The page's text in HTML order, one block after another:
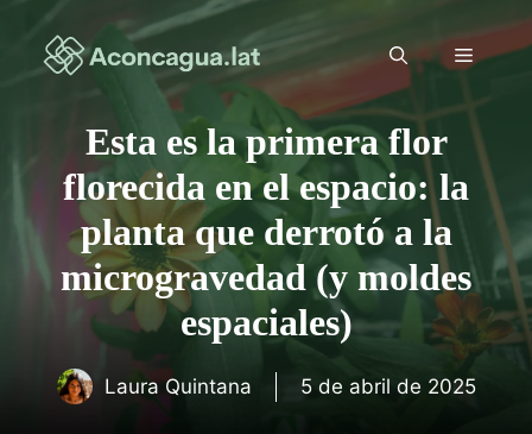
contenido
Menú
Esta es la primera flor
florecida en el espacio: la
planta que derrotó a la
microgravedad (y moldes
espaciales)
Laura Quintana 5 de abril de 2025